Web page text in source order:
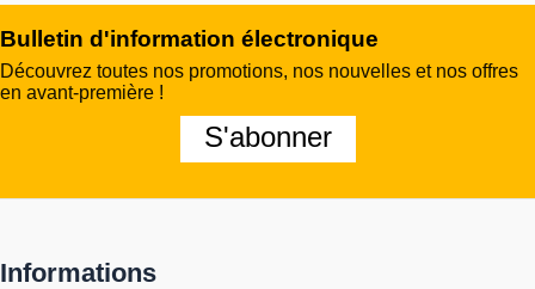
Bulletin d'information électronique
Découvrez toutes nos promotions, nos nouvelles et nos offres
en avant-première !
S'abonner
Informations